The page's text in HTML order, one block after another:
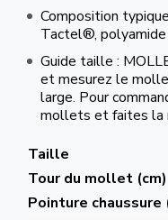
Composition
Tactel®,
Guide taille :
et mesurez le
large. Pour
mollets et faites la
Taille
Tour du mollet (cm)
Pointure chaussure